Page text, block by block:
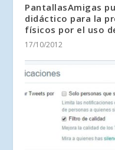
PantallasAmigas
didáctico para la
físicos por el uso
17/10/2012